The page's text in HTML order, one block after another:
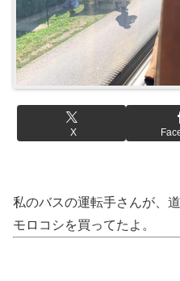
X
私のバスの運転手さんが、
モロコシを買ってたよ。